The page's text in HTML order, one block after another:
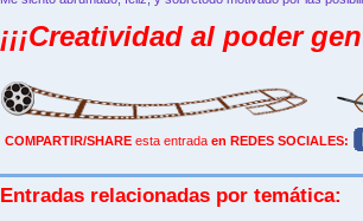
¡¡¡Creatividad al poder
COMPARTIR/SHARE esta entrada en REDES SOCIALES:
Entradas relacionadas por temática: